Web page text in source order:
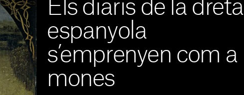
Els diaris de la dreta
espanyola
s’emprenyen com a
mones